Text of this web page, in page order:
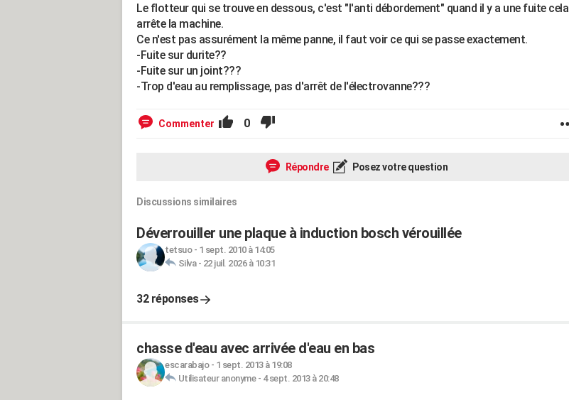
Le flotteur qui se trouve en dessous, c'est "l'anti débordement" quand il y a une fuite cela
arrête la machine.
Ce n'est pas assurément la même panne, il faut voir ce qui se passe exactement.
-Fuite sur durite??
-Fuite sur un joint???
-Trop d'eau au remplissage, pas d'arrêt de l'électrovanne???
Commenter 0
Répondre Posez votre question
Discussions similaires
Déverrouiller une plaque à induction bosch vérouillée
tetsuo- 1 sept. 2010 à 14:05
Silva- 22 juil. 2026 à 10:31
32 réponses
chasse d'eau avec arrivée d'eau en bas
escarabajo- 1 sept. 2013 à 19:08
Utilisateur anonyme- 4 sept. 2013 à 20:48